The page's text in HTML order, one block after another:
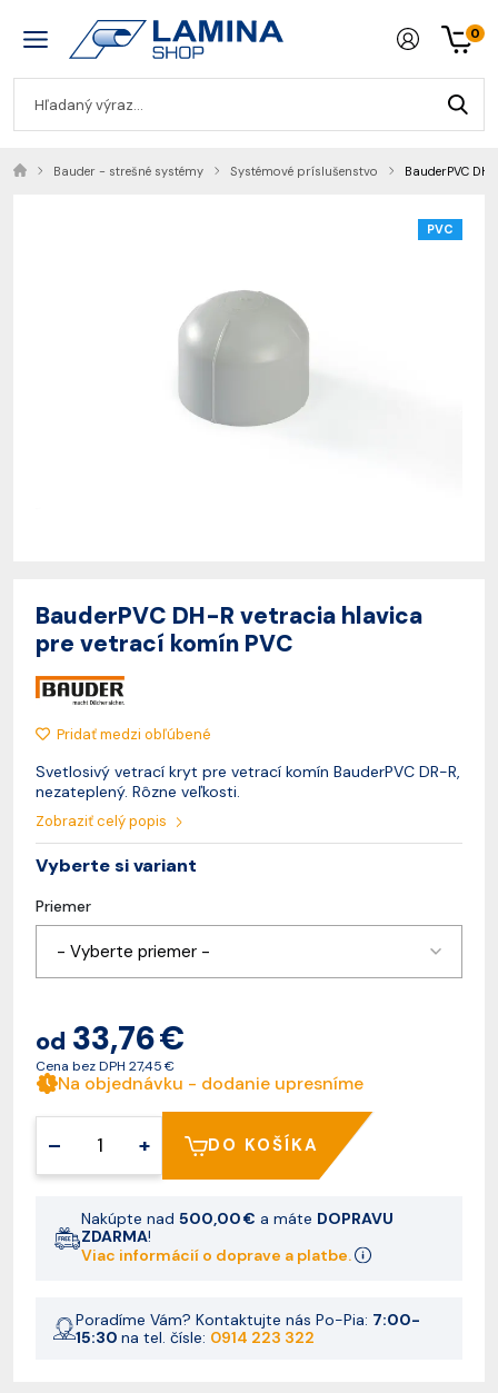
0
Bauder - strešné systémy Systémové príslušenstvo BauderPVC
PVC
BauderPVC DH-R vetracia hlavica
pre vetrací komín PVC
Pridať medzi obľúbené
Svetlosivý vetrací kryt pre vetrací komín BauderPVC DR-R,
nezateplený. Rôzne veľkosti.
Zobraziť celý popis
Vyberte si variant
Priemer
- Vyberte priemer -
od 33,76 €
Cena bez DPH 27,45 €
Na objednávku - dodanie upresníme
– + DO KOŠÍKA
Nakúpte nad 500,00 € a máte DOPRAVU
ZDARMA!
Viac informácií o doprave a platbe.
Poradíme Vám? Kontaktujte nás Po-Pia: 7:00-
15:30 na tel. čísle: 0914 223 322